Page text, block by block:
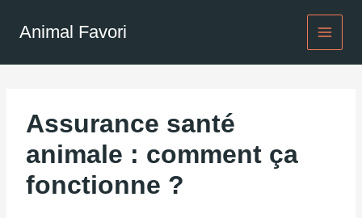
Animal Favori
Assurance santé
animale : comment ça
fonctionne ?